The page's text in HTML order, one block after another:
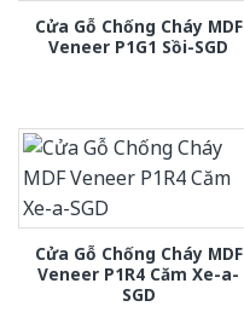
Cửa Gỗ Chống Cháy MDF
Veneer P1G1 Sồi-SGD
Cửa Gỗ Chống Cháy MDF
Veneer P1R4 Căm Xe-a-
SGD